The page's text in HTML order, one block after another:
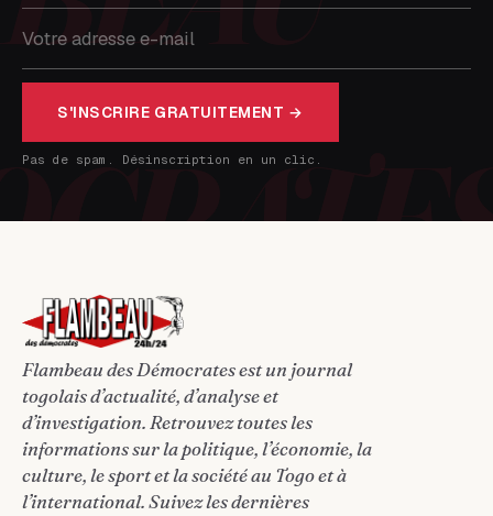
S'INSCRIRE GRATUITEMENT →
Pas de spam. Désinscription en un clic.
Flambeau des Démocrates est un journal
togolais d’actualité, d’analyse et
d’investigation. Retrouvez toutes les
informations sur la politique, l’économie, la
culture, le sport et la société au Togo et à
l’international. Suivez les dernières